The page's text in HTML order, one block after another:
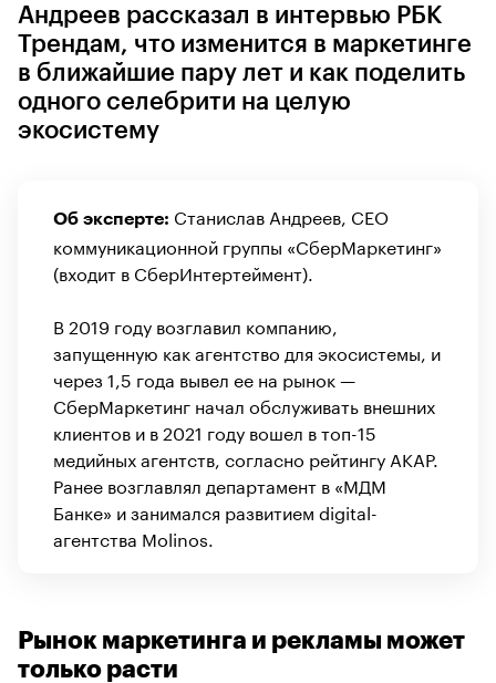
Андреев рассказал в интервью РБК
Трендам, что изменится в маркетинге
в ближайшие пару лет и как поделить
одного селебрити на целую
экосистему
Об эксперте: Станислав Андреев, CEO
коммуникационной группы «СберМаркетинг»
(входит в СберИнтертеймент).
В 2019 году возглавил компанию,
запущенную как агентство для экосистемы, и
через 1,5 года вывел ее на рынок —
СберМаркетинг начал обслуживать внешних
клиентов и в 2021 году вошел в топ-15
медийных агентств, согласно рейтингу АКАР.
Ранее возглавлял департамент в «МДМ
Банке» и занимался развитием digital-
агентства Molinos.
Рынок маркетинга и рекламы может
только расти